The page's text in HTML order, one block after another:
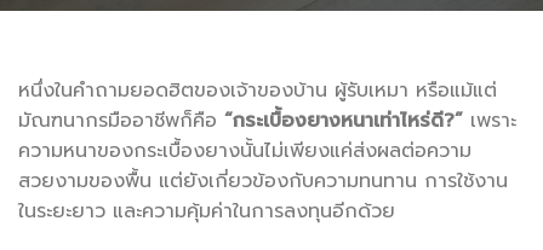
หนึ่งในคำถามยอดฮิตของเจ้าของบ้าน ผู้รับเหมา หรือแม้แต่
มัณฑนากรมืออาชีพก็คือ “กระเบื้องยางหนาเท่าไหร่ดี?” เพราะ
ความหนาของกระเบื้องยางนั้นไม่เพียงแค่ส่งผลต่อความ
สวยงามของพื้น แต่ยังเกี่ยวข้องกับความทนทาน การใช้งาน
ในระยะยาว และความคุ้มค่าในการลงทุนอีกด้วย